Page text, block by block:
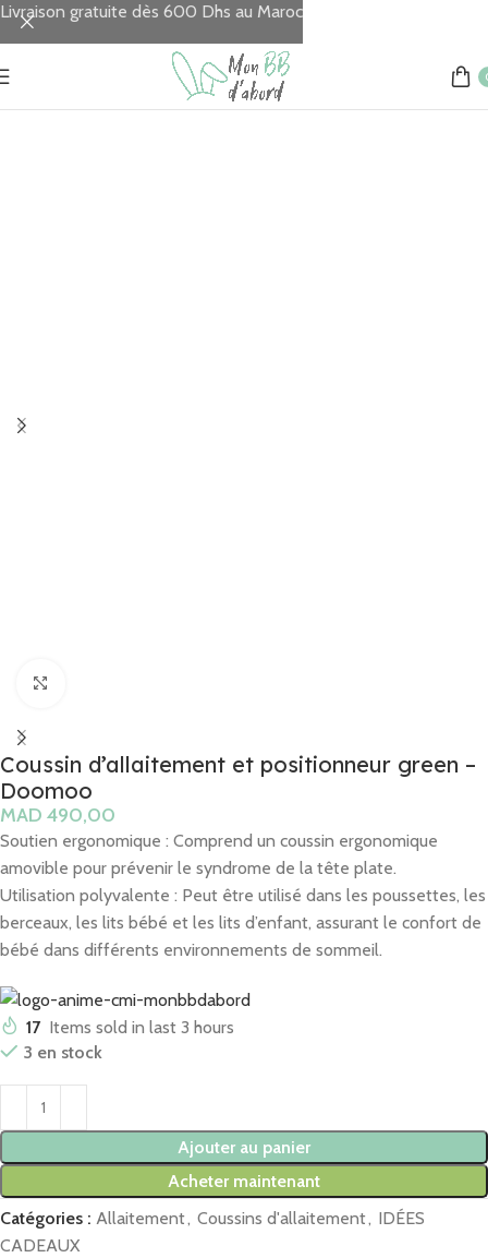
Accueil Coussins d'allaitement
Coussin d’allaitement et positionneur green –
Doomoo
MAD
Soutien ergonomique : Comprend un coussin ergonomique
amovible pour prévenir le syndrome de la tête plate.
Utilisation polyvalente : Peut être utilisé dans les poussettes, les
berceaux, les lits bébé et les lits d’enfant, assurant le confort de
bébé dans différents environnements de sommeil.
17 Items sold in last 3 hours
3 en stock
Ajouter au panier
Acheter maintenant
Catégories : Allaitement, Coussins d'allaitement, IDÉES
CADEAUX
Livraison gratuite dès 600 Dhs au Maroc